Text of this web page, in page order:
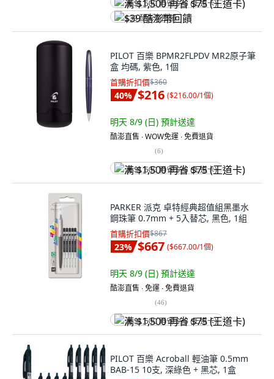
满 $1,500 再省 $75 (王道卡)
$39 酷澎幣回饋
PILOT 百樂 BPMR2FLPDV MR2原子筆
盒 均碼, 紫色, 1個
首購折扣價$360
40% $216 ($216.00/1個)
明天 8/9 (日) 預計送達
酷澎直售 ∙ WOW免運 ∙ 免費退貨
(6)
满 $1,500 再省 $75 (王道卡)
PARKER 派克 卓特經典超值組黑墨水
鋼珠筆 0.7mm + 5入替芯, 黑色, 1組
首購折扣價$867
23% $667 ($667.00/1個)
明天 8/9 (日) 預計送達
酷澎直售 ∙ 免運 ∙ 免費退貨
(46)
满 $1,500 再省 $75 (王道卡)
PILOT 百樂 Acroball 輕油筆 0.5mm
BAB-15 10支, 深綠色 + 黑芯, 1盒